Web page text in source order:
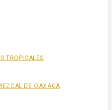
TROPICALES
DE OAXACA